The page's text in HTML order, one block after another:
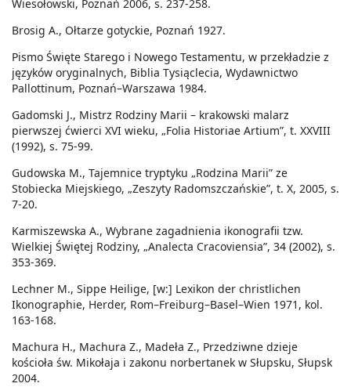
Wiesołowski, Poznań 2006, s. 237-258.
Brosig A., Ołtarze gotyckie, Poznań 1927.
Pismo Święte Starego i Nowego Testamentu, w przekładzie z
języków oryginalnych, Biblia Tysiąclecia, Wydawnictwo
Pallottinum, Poznań–Warszawa 1984.
Gadomski J., Mistrz Rodziny Marii – krakowski malarz
pierwszej ćwierci XVI wieku, „Folia Historiae Artium”, t. XXVIII
(1992), s. 75-99.
Gudowska M., Tajemnice tryptyku „Rodzina Marii” ze
Stobiecka Miejskiego, „Zeszyty Radomszczańskie”, t. X, 2005, s.
7-20.
Karmiszewska A., Wybrane zagadnienia ikonografii tzw.
Wielkiej Świętej Rodziny, „Analecta Cracoviensia”, 34 (2002), s.
353-369.
Lechner M., Sippe Heilige, [w:] Lexikon der christlichen
Ikonographie, Herder, Rom–Freiburg–Basel–Wien 1971, kol.
163-168.
Machura H., Machura Z., Madeła Z., Przedziwne dzieje
kościoła św. Mikołaja i zakonu norbertanek w Słupsku, Słupsk
2004.